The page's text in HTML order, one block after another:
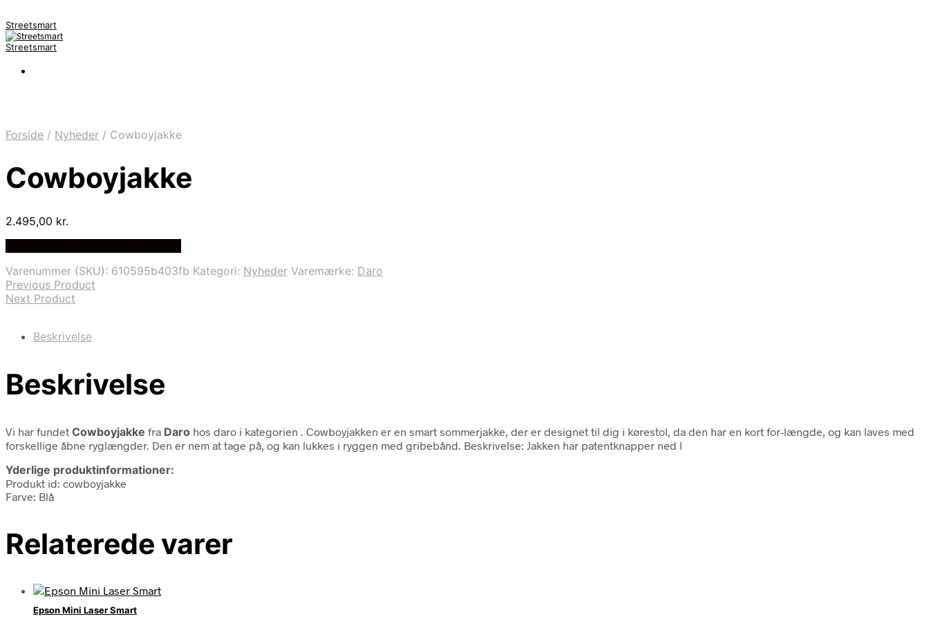
Streetsmart
Streetsmart
Forside / Nyheder / Cowboyjakke
Cowboyjakke
2.495,00 kr.
Varenummer (SKU): 610595b403fb Kategori: Nyheder Varemærke: Daro
Previous Product
Next Product
Beskrivelse
Beskrivelse
Vi har fundet Cowboyjakke fra Daro hos daro i kategorien
. Cowboyjakken er en smart sommerjakke, der er designet til dig i kørestol, da den har en kort for-længde, og kan laves med
forskellige åbne ryglængder. Den er nem at tage på, og kan lukkes i ryggen med gribebånd. Beskrivelse: Jakken har patentknapper ned l
Yderlige produktinformationer:
Produkt id: cowboyjakke
Farve: Blå
Relaterede varer
Epson Mini Laser Smart